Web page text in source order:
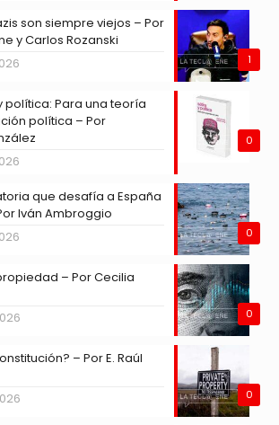
1
son siempre viejos – Por
y Carlos Rozanski
0
política: Para una teoría
política – Por
0
que desafía a España
Iván Ambroggio
0
– Por Cecilia
0
– Por E. Raúl